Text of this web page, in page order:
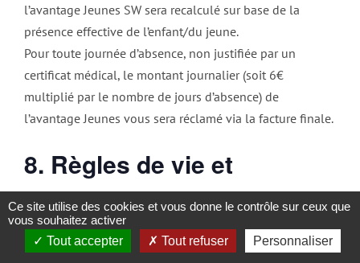
l’avantage Jeunes SW sera recalculé sur base de la
présence effective de l’enfant/du jeune.
Pour toute journée d’absence, non justifiée par un
certificat médical, le montant journalier (soit 6€
multiplié par le nombre de jours d’absence) de
l’avantage Jeunes vous sera réclamé via la facture finale.
8. Règles de vie et
sanctions
Renvoi d’un participant
Ce site utilise des cookies et vous donne le contrôle sur ceux que
vous souhaitez activer
Tout accepter
Tout refuser Personnaliser